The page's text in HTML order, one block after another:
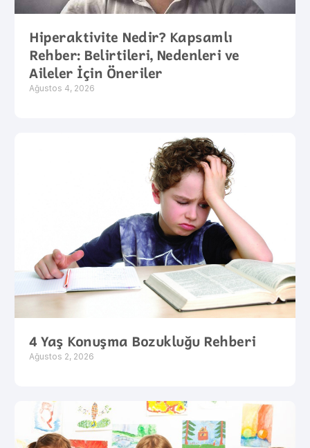
Hiperaktivite Nedir? Kapsamlı
Rehber: Belirtileri, Nedenleri ve
Aileler İçin Öneriler
Ağustos 4, 2026
4 Yaş Konuşma Bozukluğu Rehberi
Ağustos 2, 2026